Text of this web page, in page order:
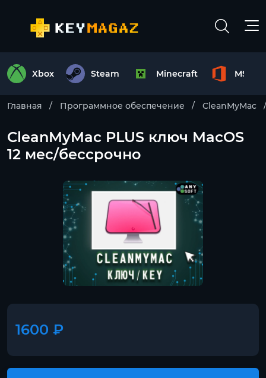
Xbox Steam Minecraft MS
Главная Программное обеспечение CleanMyMac
CleanMyMac PLUS ключ MacOS
12 мес/бессрочно
1600 ₽